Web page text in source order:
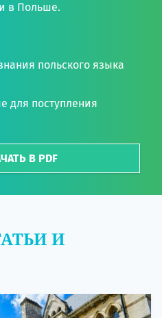
в Польше.
польского языка
для поступления
В PDF
И